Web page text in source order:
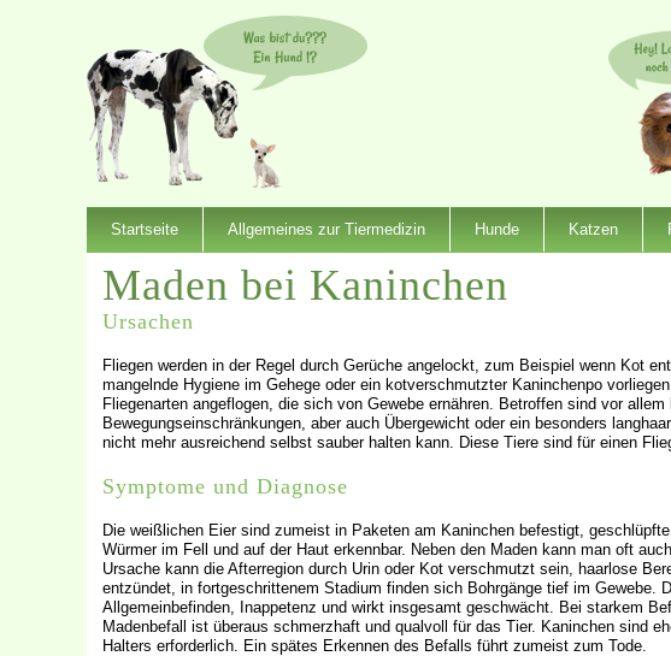
Startseite Allgemeines zur Tiermedizin Hunde Katzen
Maden bei Kaninchen
Ursachen
Fliegen werden in der Regel durch Gerüche angelockt, zum Beispiel wenn Kot
mangelnde Hygiene im Gehege oder ein kotverschmutzter Kaninchenpo
Fliegenarten angeflogen, die sich von Gewebe ernähren. Betroffen sind vor
Bewegungseinschränkungen, aber auch Übergewicht oder ein besonders
nicht mehr ausreichend selbst sauber halten kann. Diese Tiere sind für einen
Symptome und Diagnose
Die weißlichen Eier sind zumeist in Paketen am Kaninchen befestigt,
Würmer im Fell und auf der Haut erkennbar. Neben den Maden kann man oft
Ursache kann die Afterregion durch Urin oder Kot verschmutzt sein, haarlose
entzündet, in fortgeschrittenem Stadium finden sich Bohrgänge tief im Gewebe.
Allgemeinbefinden, Inappetenz und wirkt insgesamt geschwächt. Bei starkem
Madenbefall ist überaus schmerzhaft und qualvoll für das Tier. Kaninchen sind
Halters erforderlich. Ein spätes Erkennen des Befalls führt zumeist zum Tode.